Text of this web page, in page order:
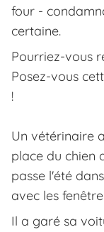
four -
certaine.
Pourriez-vous
Posez-vous
!
Un vétérinaire
place du chien
passe l'été
avec les
Il a garé sa